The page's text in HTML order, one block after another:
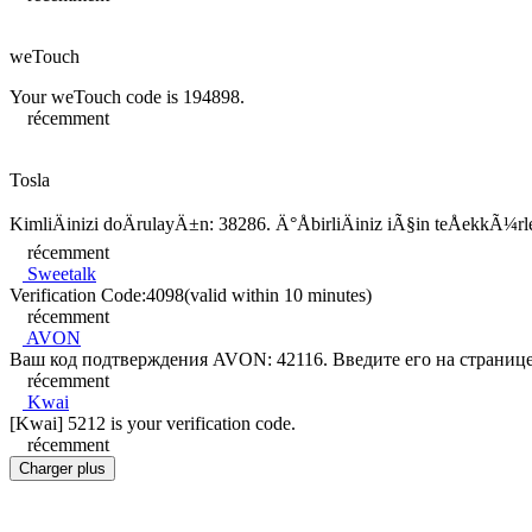
weTouch
Your weTouch code is 194898.
récemment
Tosla
KimliÄinizi doÄrulayÄ±n: 38286. Ä°ÅbirliÄiniz iÃ§in
récemment
Sweetalk
Verification Code:4098(valid within 10 minutes)
récemment
AVON
Ваш код подтверждения AVON: 42116. Введите его на
récemment
Kwai
[Kwai] 5212 is your verification code.
récemment
Charger plus